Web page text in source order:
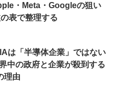
・Meta・Googleの狙い
表で整理する
は「半導体企業」ではない
中の政府と企業が殺到する
理由